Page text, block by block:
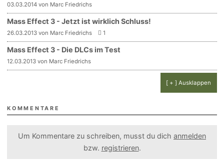
03.03.2014 von Marc Friedrichs
Mass Effect 3 - Jetzt ist wirklich Schluss!
26.03.2013 von Marc Friedrichs 1
Mass Effect 3 - Die DLCs im Test
12.03.2013 von Marc Friedrichs
[ + ] Ausklappen
KOMMENTARE
Um Kommentare zu schreiben, musst du dich anmelden
bzw. registrieren.